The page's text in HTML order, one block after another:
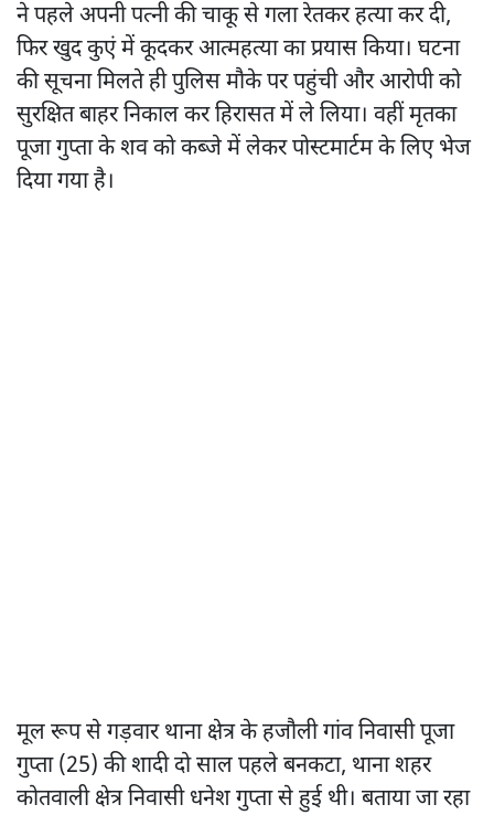
ने पहले अपनी पत्नी की चाकू से गला रेतकर हत्या कर दी,
फिर खुद कुएं में कूदकर आत्महत्या का प्रयास किया। घटना
की सूचना मिलते ही पुलिस मौके पर पहुंची और आरोपी को
सुरक्षित बाहर निकाल कर हिरासत में ले लिया। वहीं मृतका
पूजा गुप्ता के शव को कब्जे में लेकर पोस्टमार्टम के लिए भेज
दिया गया है।
मूल रूप से गड़वार थाना क्षेत्र के हजौली गांव निवासी पूजा
गुप्ता (25) की शादी दो साल पहले बनकटा, थाना शहर
कोतवाली क्षेत्र निवासी धनेश गुप्ता से हुई थी। बताया जा रहा